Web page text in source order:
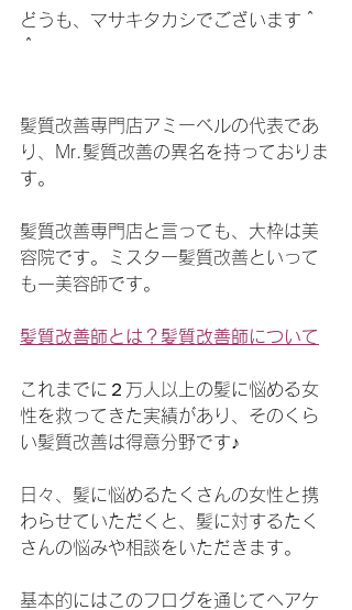
どうも、マサキタカシでございます＾
＾
髪質改善専門店アミーベルの代表であ
り、Mr.髪質改善の異名を持っておりま
す。
髪質改善専門店と言っても、大枠は美
容院です。ミスター髪質改善といって
も一美容師です。
髪質改善師とは？髪質改善師について
これまでに２万人以上の髪に悩める女
性を救ってきた実績があり、そのくら
い髪質改善は得意分野です♪
日々、髪に悩めるたくさんの女性と携
わらせていただくと、髪に対するたく
さんの悩みや相談をいただきます。
基本的にはこのフログを通じてヘアケ